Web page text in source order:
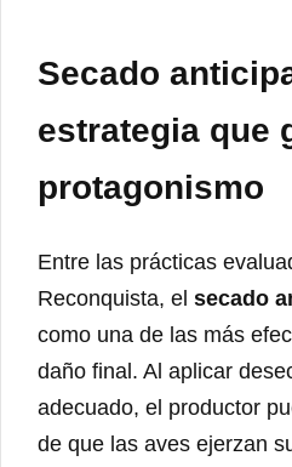
Secado
estrategia que
protagonismo
Entre las prácticas
Reconquista, el secado
como una de las más
daño final. Al aplicar
adecuado, el productor
de que las aves ejerzan